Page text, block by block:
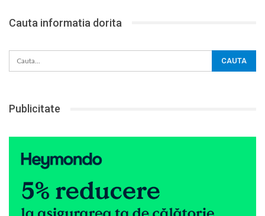
Cauta informatia dorita
Publicitate